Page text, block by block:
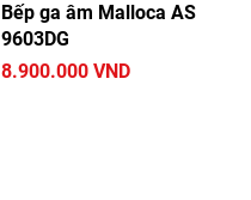
Bếp ga âm Malloca AS
9603DG
8.900.000 VND